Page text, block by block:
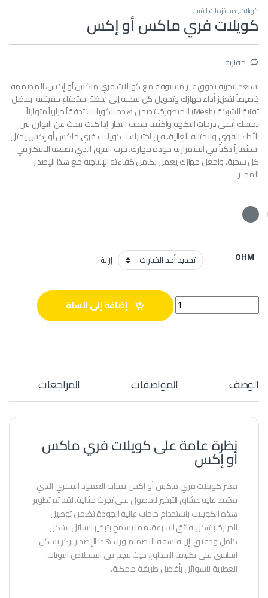
كويلات,مستلزمات الفيب
كويلات فري ماكس أو إكس
مقارنة
استعد لتجربة تذوق غير مسبوقة مع كويلات فري ماكس أو إكس، المصممة
خصيصاً لتعزيز أداء جهازك وتحويل كل سحبة إلى لحظة استمتاع حقيقية. بفضل
تقنية الشبكة (Mesh) المتطورة، تضمن هذه الكويلات تدفقاً حرارياً متوازناً
يمنحك أنقى درجات النكهة وأكثف سحب البخار. إذا كنت تبحث عن التوازن بين
الأداء القوي والمتانة العالية، فإن اختيارك لـ كويلات فري ماكس أو إكس يمثل
استثماراً ذكياً في استمرارية جودة جهازك. جرب الفرق الذي يصنعه الابتكار في
كل سحبة، واجعل جهازك يعمل بكامل كفاءته الإنتاجية مع هذا الإصدار
المميز.
OHM إزالة
كويلات فري ماكس أو إكس quantity إضافة إلى السلة
الوصف المواصفات المراجعات
نظرة عامة على كويلات فري ماكس
أو إكس
تعتبر كويلات فري ماكس أو إكس بمثابة العمود الفقري الذي
يعتمد عليه عشاق التبخير للحصول على تجربة مثالية. لقد تم تطوير
هذه الكويلات باستخدام خامات عالية الجودة تضمن توصيل
الحرارة بشكل فائق السرعة، مما يسمح بتبخير السائل بشكل
كامل ودقيق. إن فلسفة التصميم وراء هذا الإصدار تركز بشكل
أساسي على تكثيف المذاق، حيث تنجح في استخلاص النوتات
العطرية للسوائل بأفضل طريقة ممكنة.